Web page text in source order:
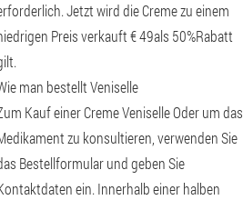
Jetzt wird die Creme zu einem
Preis verkauft € 49als 50%Rabatt
man bestellt Veniselle
Kauf einer Creme Veniselle Oder um das
zu konsultieren, verwenden Sie
Bestellformular und geben Sie
ein. Innerhalb einer halben